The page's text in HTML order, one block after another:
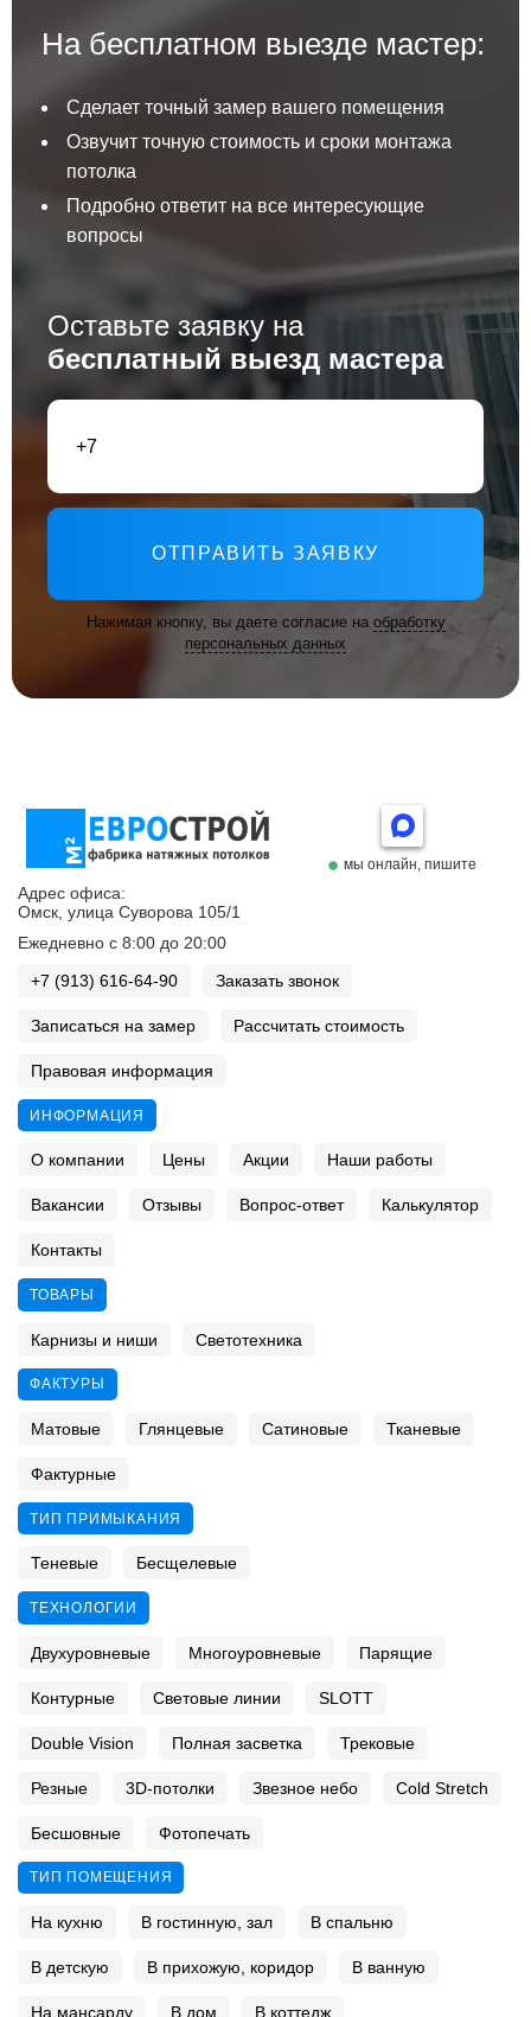
На бесплатном выезде мастер:
Сделает точный замер вашего помещения
Озвучит точную стоимость и сроки монтажа
потолка
Подробно ответит на все интересующие
вопросы
Оставьте заявку на
бесплатный выезд мастера
ОТПРАВИТЬ ЗАЯВКУ
Нажимая кнопку, вы даете согласие на обработку
персональных данных
мы онлайн, пишите
Адрес офиса:
Омск, улица Суворова 105/1
Ежедневно с 8:00 до 20:00
+7 (913) 616-64-90
Заказать звонок
Записаться на замер Рассчитать стоимость
Правовая информация
ИНФОРМАЦИЯ
О компании Цены Акции Наши работы
Вакансии Отзывы Вопрос-ответ Калькулятор
Контакты
ТОВАРЫ
Карнизы и ниши Светотехника
ФАКТУРЫ
Матовые Глянцевые Сатиновые Тканевые
Фактурные
ТИП ПРИМЫКАНИЯ
Теневые Бесщелевые
ТЕХНОЛОГИИ
Двухуровневые Многоуровневые Парящие
Контурные Световые линии SLOTT
Double Vision Полная засветка Трековые
Резные 3D-потолки Звезное небо Cold Stretch
Бесшовные Фотопечать
ТИП ПОМЕЩЕНИЯ
На кухню В гостинную, зал В спальню
В детскую В прихожую, коридор В ванную
На мансарду В дом В коттедж